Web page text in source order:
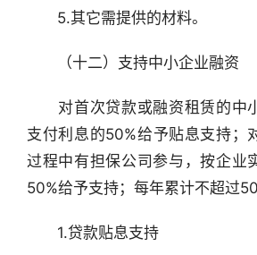
5.其它需提供的材料。
（十二）支持中小企业融资
对首次贷款或融资租赁的中
支付利息的50%给予贴息支持；
过程中有担保公司参与，按企业
50%给予支持；每年累计不超过
1.贷款贴息支持